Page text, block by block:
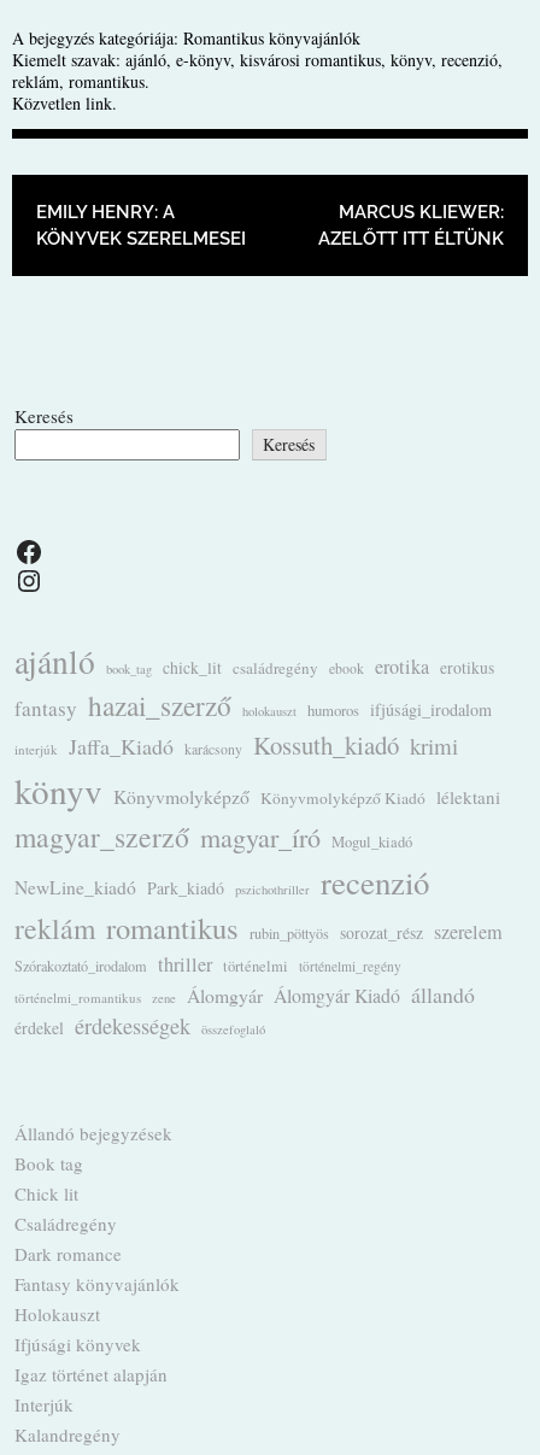
A bejegyzés kategóriája: Romantikus könyvajánlók
Kiemelt szavak: ajánló, e-könyv, kisvárosi romantikus, könyv, recenzió,
reklám, romantikus.
Közvetlen link.
BEJEGYZÉS NAVIGÁCIÓ
EMILY HENRY: A
KÖNYVEK SZERELMESEI
MARCUS KLIEWER:
AZELŐTT ITT ÉLTÜNK
Keresés
Keresés
Facebook
Instagram
ajánló book_tag chick_lit családregény ebook erotika erotikus
fantasy hazai_szerző holokauszt humoros ifjúsági_irodalom
interjúk Jaffa_Kiadó karácsony Kossuth_kiadó krimi
könyv Könyvmolyképző Könyvmolyképző Kiadó lélektani
magyar_szerző magyar_író Mogul_kiadó
NewLine_kiadó Park_kiadó pszichothriller recenzió
reklám romantikus rubin_pöttyös sorozat_rész szerelem
Szórakoztató_irodalom thriller történelmi
történelmi_regény
történelmi_romantikus
zene Álomgyár Álomgyár Kiadó állandó
érdekel érdekességek összefoglaló
Állandó bejegyzések
Book tag
Chick lit
Családregény
Dark romance
Fantasy könyvajánlók
Holokauszt
Ifjúsági könyvek
Igaz történet alapján
Interjúk
Kalandregény